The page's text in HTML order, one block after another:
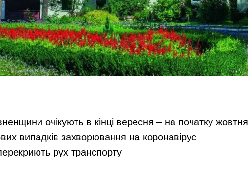
очікують в кінці вересня – на початку жовтня
випадків захворювання на коронавірус
рух транспорту